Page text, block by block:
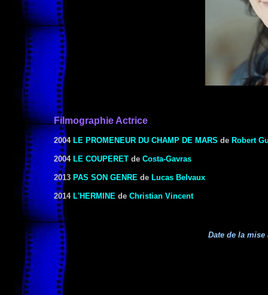
Filmographie Actrice
2004 LE PROMENEUR DU CHAMP DE MARS de Robert
2004 LE COUPERET de Costa-Gavras
2013 PAS SON GENRE de Lucas Belvaux
2014 L'HERMINE de Christian Vincent
Date de la